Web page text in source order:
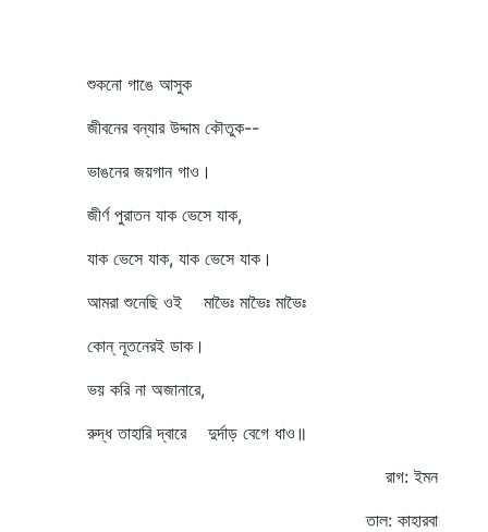
শুকনো গাঙে আসুক
জীবনের বন্যার উদ্দাম কৌতুক--
ভাঙনের জয়গান গাও।
জীর্ণ পুরাতন যাক ভেসে যাক,
যাক ভেসে যাক, যাক ভেসে যাক।
আমরা শুনেছি ওই মাভৈঃ মাভৈঃ মাভৈঃ
কোন্‌ নূতনেরই ডাক।
ভয় করি না অজানারে,
রুদ্ধ তাহারি দ্বারে দুর্দাড় বেগে ধাও॥
রাগ: ইমন
তাল: কাহারবা